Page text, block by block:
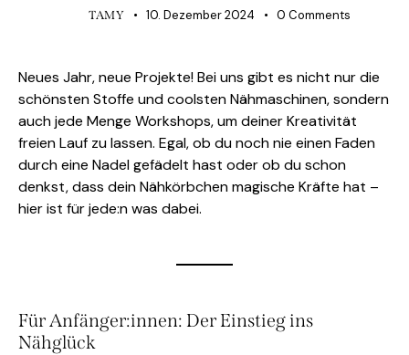
TAMY 10. Dezember 2024 0 Comments
Neues Jahr, neue Projekte! Bei uns gibt es nicht nur die
schönsten Stoffe und coolsten Nähmaschinen, sondern
auch jede Menge Workshops, um deiner Kreativität
freien Lauf zu lassen. Egal, ob du noch nie einen Faden
durch eine Nadel gefädelt hast oder ob du schon
denkst, dass dein Nähkörbchen magische Kräfte hat –
hier ist für jede:n was dabei.
Für Anfänger:innen: Der Einstieg ins
Nähglück